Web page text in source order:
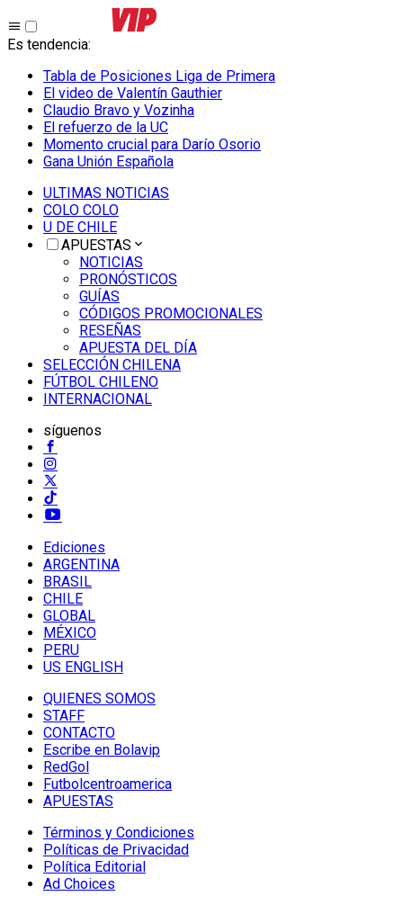
Es tendencia:
Tabla de Posiciones Liga de Primera
El video de Valentín Gauthier
Claudio Bravo y Vozinha
El refuerzo de la UC
Momento crucial para Darío Osorio
Gana Unión Española
ULTIMAS NOTICIAS
COLO COLO
U DE CHILE
APUESTAS
NOTICIAS
PRONÓSTICOS
GUÍAS
CÓDIGOS PROMOCIONALES
RESEÑAS
APUESTA DEL DÍA
SELECCIÓN CHILENA
FÚTBOL CHILENO
INTERNACIONAL
síguenos
Ediciones
ARGENTINA
BRASIL
CHILE
GLOBAL
MÉXICO
PERU
US ENGLISH
QUIENES SOMOS
STAFF
CONTACTO
Escribe en Bolavip
RedGol
Futbolcentroamerica
APUESTAS
Términos y Condiciones
Políticas de Privacidad
Política Editorial
Ad Choices